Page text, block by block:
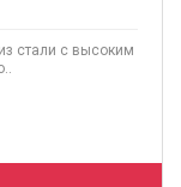
стали с высоким